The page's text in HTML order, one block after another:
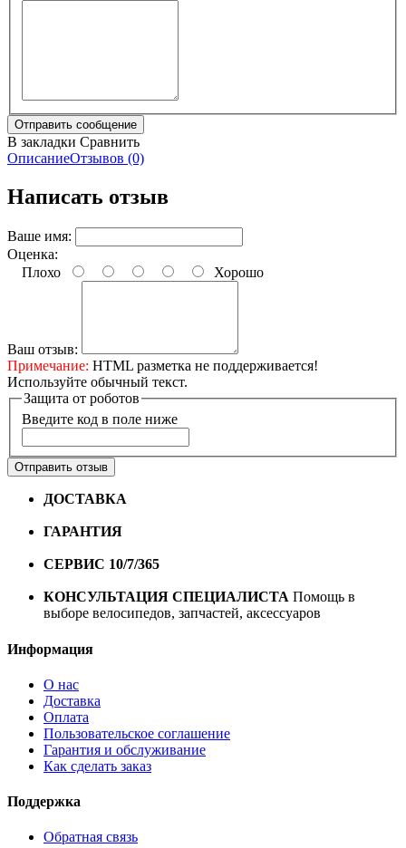
В закладки Сравнить
ОписаниеОтзывов (0)
Написать отзыв
Ваше имя:
Оценка:
Плохо
Хорошо
Ваш отзыв:
Примечание: HTML разметка не поддерживается!
Используйте обычный текст.
Защита от роботов
Введите код в поле ниже
Отправить отзыв
ДОСТАВКА
ГАРАНТИЯ
СЕРВИС 10/7/365
КОНСУЛЬТАЦИЯ СПЕЦИАЛИСТА Помощь в
выборе велосипедов, запчастей, аксессуаров
Информация
О нас
Доставка
Оплата
Пользовательское соглашение
Гарантия и обслуживание
Как сделать заказ
Поддержка
Обратная связь